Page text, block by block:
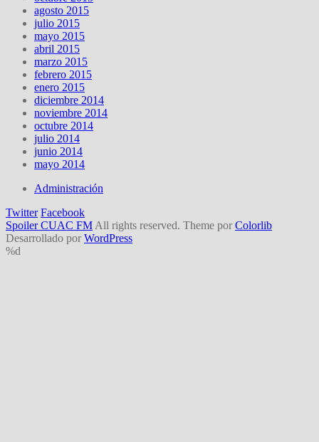
agosto 2015
julio 2015
mayo 2015
abril 2015
marzo 2015
febrero 2015
enero 2015
diciembre 2014
noviembre 2014
octubre 2014
julio 2014
junio 2014
mayo 2014
Administración
Twitter Facebook
Spoiler CUAC FM All rights reserved. Theme por Colorlib
Desarrollado por WordPress
%d